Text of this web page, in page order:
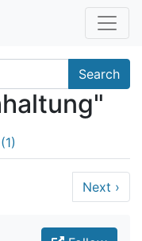
Search
Next ›